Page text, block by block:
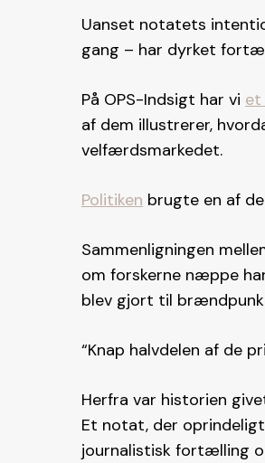
Uanset notatets
gang – har dyrket
På OPS-Indsigt har vi et
af dem illustrerer,
velfærdsmarkedet.
Politiken brugte en af
Sammenligningen
om forskerne næppe
blev gjort til
“Knap halvdelen af de
Herfra var historien
Et notat, der
journalistisk fortælling